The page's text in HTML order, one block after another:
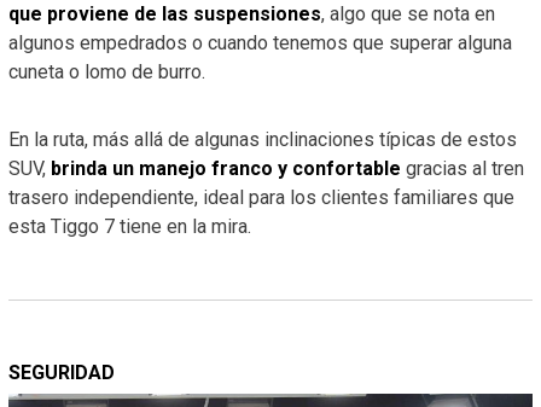
que proviene de las suspensiones, algo que se nota en
algunos empedrados o cuando tenemos que superar alguna
cuneta o lomo de burro.
En la ruta, más allá de algunas inclinaciones típicas de estos
SUV, brinda un manejo franco y confortable gracias al tren
trasero independiente, ideal para los clientes familiares que
esta Tiggo 7 tiene en la mira.
SEGURIDAD